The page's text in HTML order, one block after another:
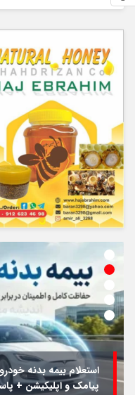
استعلام بیمه بدنه
پیامک و اپلیکیشن +